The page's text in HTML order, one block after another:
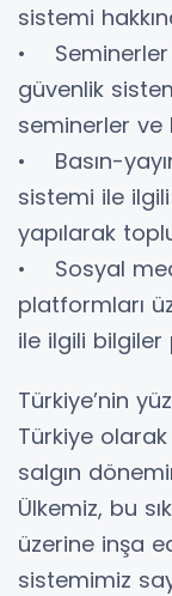
sistemi
• Seminerler
güvenlik
seminerler ve
• Basın-
sistemi ile ilgili
yapılarak
• Sosyal
platformları
ile ilgili bilgiler
Türkiye’nin
Türkiye
salgın
Ülkemiz, bu
üzerine inşa
sistemimiz